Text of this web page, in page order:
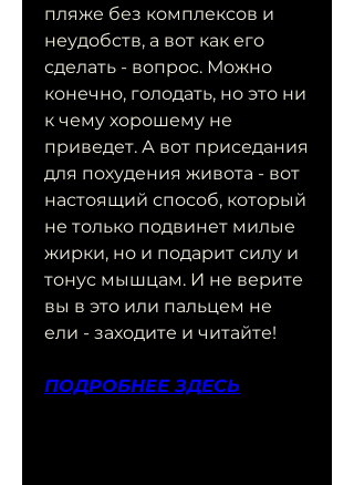
пляже без комплексов и
неудобств, а вот как его
сделать - вопрос. Можно
конечно, голодать, но это ни
к чему хорошему не
приведет. А вот приседания
для похудения живота - вот
настоящий способ, который
не только подвинет милые
жирки, но и подарит силу и
тонус мышцам. И не верите
вы в это или пальцем не
ели - заходите и читайте!
ПОДРОБНЕЕ ЗДЕСЬ